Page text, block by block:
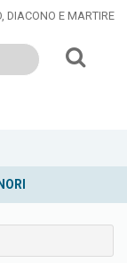
DIACONO E MARTIRE